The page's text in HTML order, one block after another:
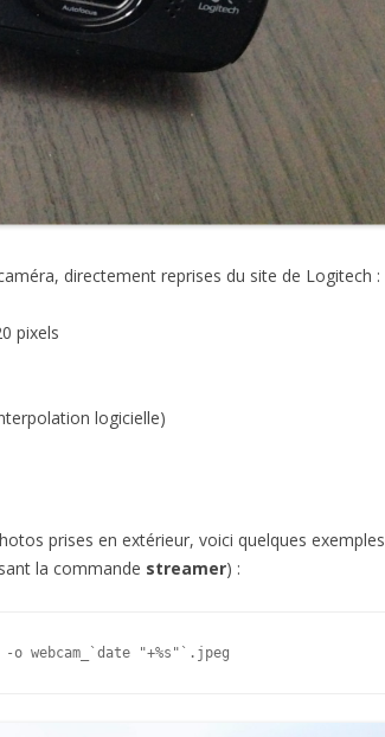
directement reprises du site de Logitech :
pixels
logicielle)
prises en extérieur, voici quelques exemples
la commande streamer) :
webcam_`date "+%s"`.jpeg